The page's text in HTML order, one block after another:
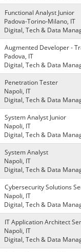
Functional Analyst Junior
Padova-Torino-Milano, IT
Digital, Tech & Data
Augmented Developer -
Padova, IT
Digital, Tech & Data
Penetration Tester
Napoli, IT
Digital, Tech & Data
System Analyst Junior
Napoli, IT
Digital, Tech & Data
System Analyst
Napoli, IT
Digital, Tech & Data
Cybersecurity Solutions
Napoli, IT
Digital, Tech & Data
IT Application Architect
Napoli, IT
Digital, Tech & Data